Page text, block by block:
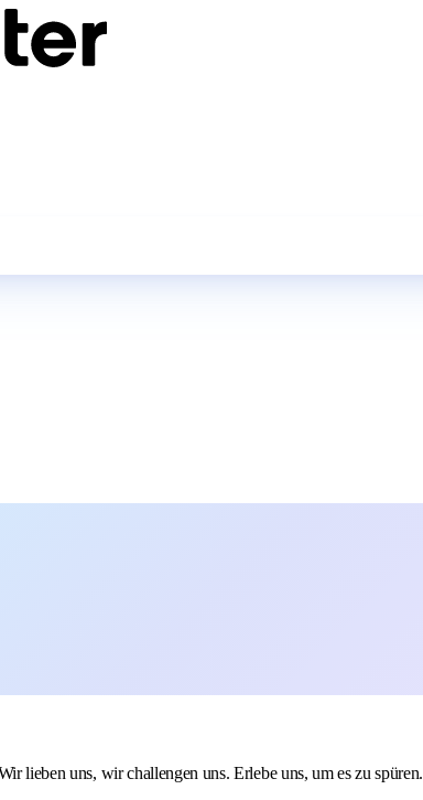
lieben uns, wir challengen uns. Erlebe uns, um es zu spüren.